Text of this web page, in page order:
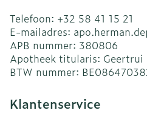
Telefoon: +32 58 41 15 21
E-mailadres:
APB nummer: 380806
Apotheek titularis: Geertrui
BTW nummer:
Klantenservice